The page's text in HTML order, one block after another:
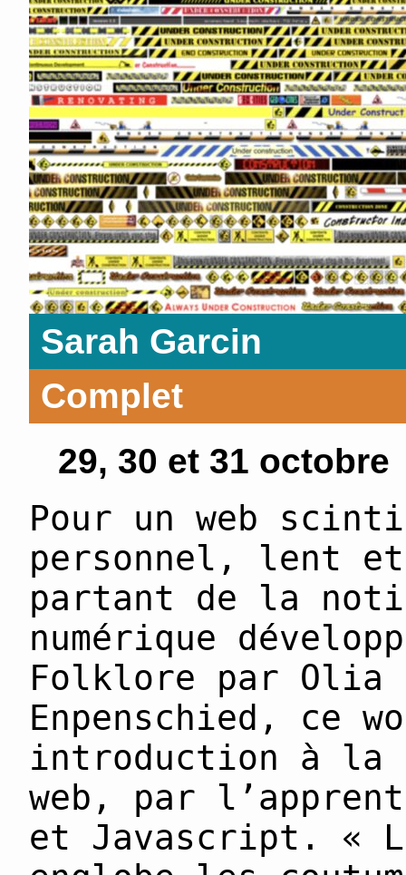
Sarah Garcin
Complet
29, 30 et 31 octobre
Pour un web
personnel, lent
partant de la
numérique
Folklore par Olia
Enpenschied, ce
introduction à la
web, par
et Javascript. «